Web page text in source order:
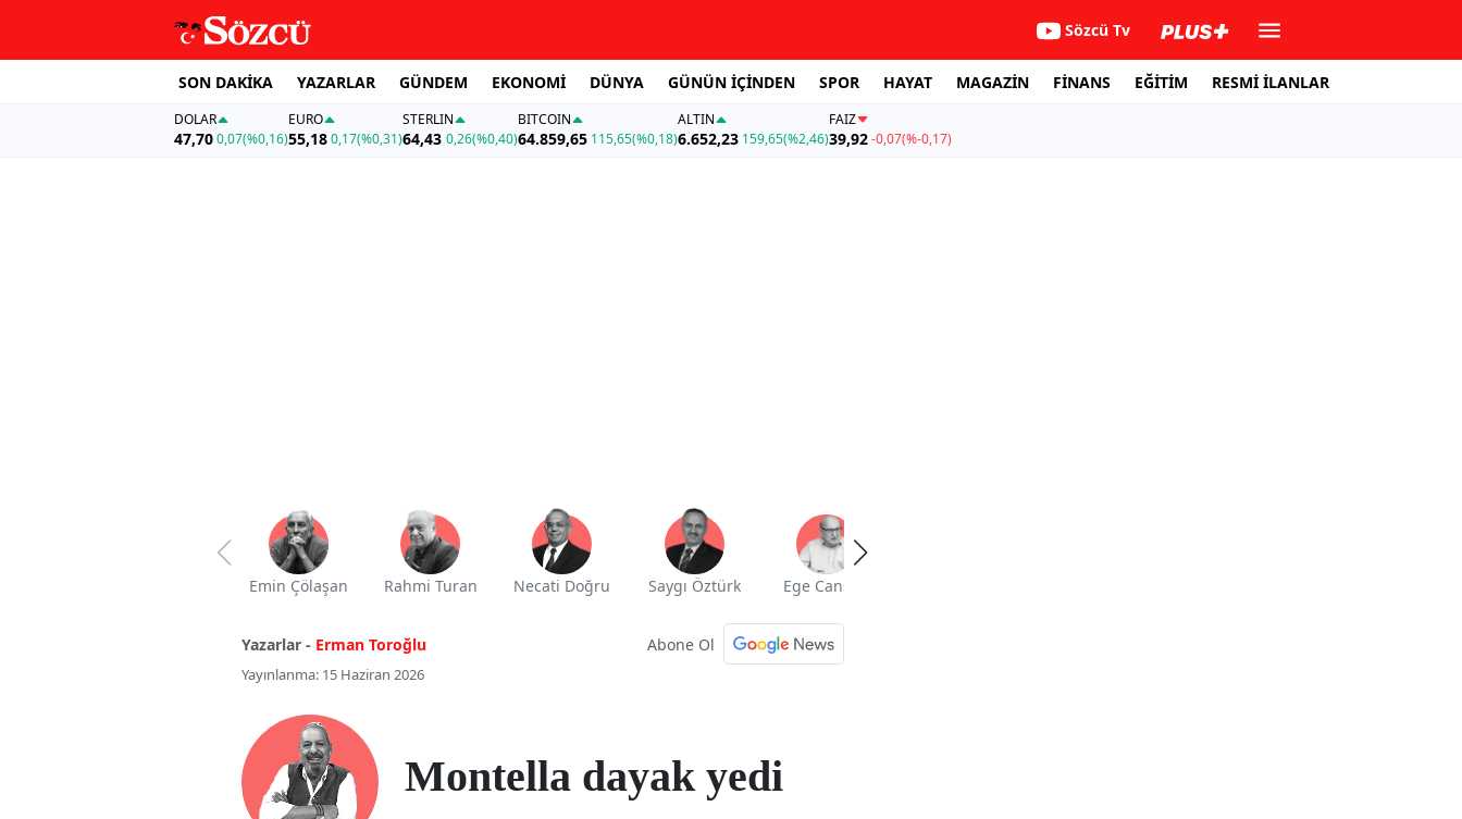
Sözcü Tv
SON DAKİKA YAZARLAR GÜNDEM EKONOMİ DÜNYA GÜNÜN İÇİNDEN SPOR HAYAT MAGAZİN FİNANS EĞİTİM RESMİ İLANLAR
DOLAR
47,700,07(%0,16)
EURO
55,18 0,17(%0,31)
STERLIN
64,43 0,26(%0,40)
BITCOIN
64.859,65 115,65(%0,18)
ALTIN
6.652,23 159,65(%2,46)
FAİZ
39,92-0,07(%-0,17)
Emin Çölaşan Rahmi Turan Necati Doğru Saygı Öztürk Ege Cansen
Yazarlar - Erman Toroğlu Abone Ol
Yayınlanma: 15 Haziran 2026
Montella dayak yedi